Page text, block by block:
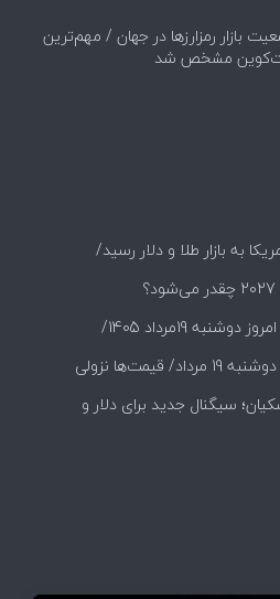
بازار رمزارزها در جهان / مهم‌ترین
مشخص شد
به بازار طلا و دلار رسید/
توافق؟/ لغو سفر عراقچی به
برای معامله‌گران دارد؟
قیمت طلا و سکه امروز دوشنبه 19مرداد 1405/
+ جدول و جزئیات
قیمت‌ها نزولی
سیگنال جدید برای دلار و